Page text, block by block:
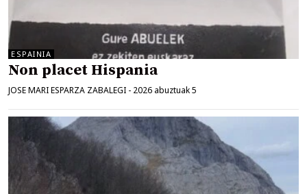
ESPAINIA
Non placet Hispania
JOSE MARI ESPARZA ZABALEGI - 2026 abuztuak 5